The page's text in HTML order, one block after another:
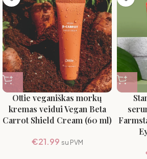
Ottie veganiškas morkų
kremas veidui Vegan Beta
Carrot Shield Cream (60 ml)
€21.99 su PVM